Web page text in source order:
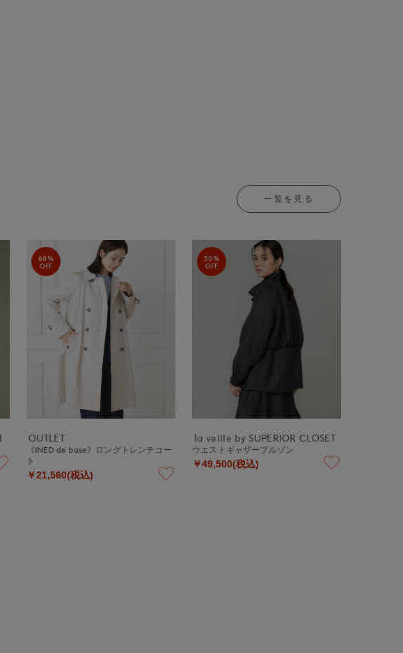
一覧を見る
60%
OFF
OUTLET
《INED de base》ロングトレンチコー
ト
￥21,560(税込)
50%
OFF
la veille by SUPERIOR CLOSET
ウエストギャザーブルゾン
￥49,500(税込)